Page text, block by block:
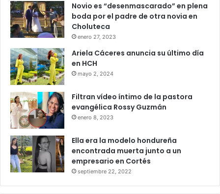
Novio es “desenmascarado” en plena
boda por el padre de otra novia en
Choluteca
enero 27, 2023
Ariela Cáceres anuncia su último día
en HCH
mayo 2, 2024
Filtran vídeo íntimo de la pastora
evangélica Rossy Guzmán
enero 8, 2023
Ella era la modelo hondureña
encontrada muerta junto a un
empresario en Cortés
septiembre 22, 2022